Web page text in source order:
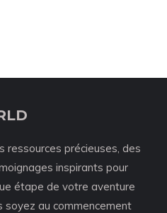
ressources précieuses, des
inspirants pour
étape de votre aventure
soyez au commencement